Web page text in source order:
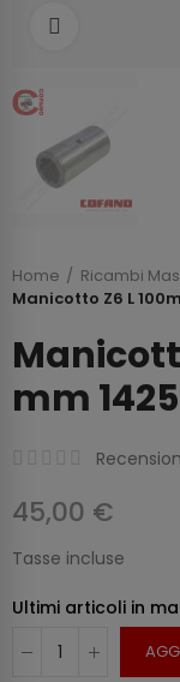
Home
Ricambi
Manicotto Z6 L
mm
45,00 €
Tasse incluse
Ultimi articoli in